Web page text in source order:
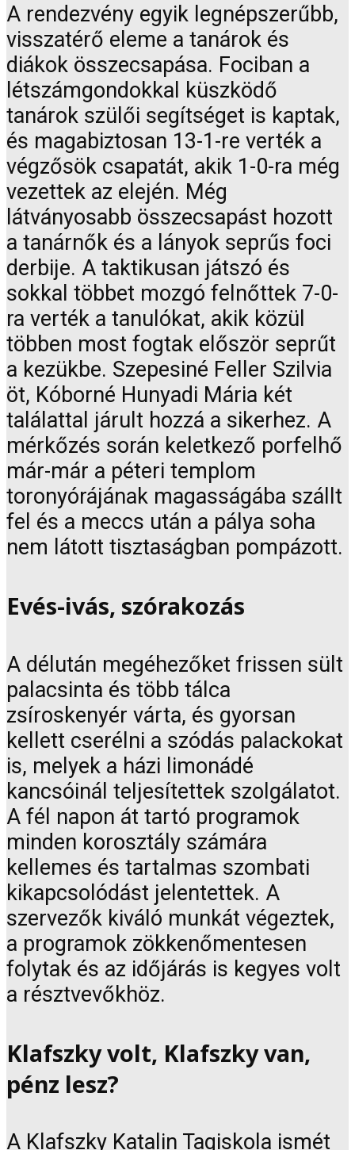
A rendezvény egyik legnépszerűbb,
visszatérő eleme a tanárok és
diákok összecsapása. Fociban a
létszámgondokkal küszködő
tanárok szülői segítséget is kaptak,
és magabiztosan 13-1-re verték a
végzősök csapatát, akik 1-0-ra még
vezettek az elején. Még
látványosabb összecsapást hozott
a tanárnők és a lányok seprűs foci
derbije. A taktikusan játszó és
sokkal többet mozgó felnőttek 7-0-
ra verték a tanulókat, akik közül
többen most fogtak először seprűt
a kezükbe. Szepesiné Feller Szilvia
öt, Kóborné Hunyadi Mária két
találattal járult hozzá a sikerhez. A
mérkőzés során keletkező porfelhő
már-már a péteri templom
toronyórájának magasságába szállt
fel és a meccs után a pálya soha
nem látott tisztaságban pompázott.
Evés-ivás, szórakozás
A délután megéhezőket frissen sült
palacsinta és több tálca
zsíroskenyér várta, és gyorsan
kellett cserélni a szódás palackokat
is, melyek a házi limonádé
kancsóinál teljesítettek szolgálatot.
A fél napon át tartó programok
minden korosztály számára
kellemes és tartalmas szombati
kikapcsolódást jelentettek. A
szervezők kiváló munkát végeztek,
a programok zökkenőmentesen
folytak és az időjárás is kegyes volt
a résztvevőkhöz.
Klafszky volt, Klafszky van,
pénz lesz?
A Klafszky Katalin Tagiskola ismét